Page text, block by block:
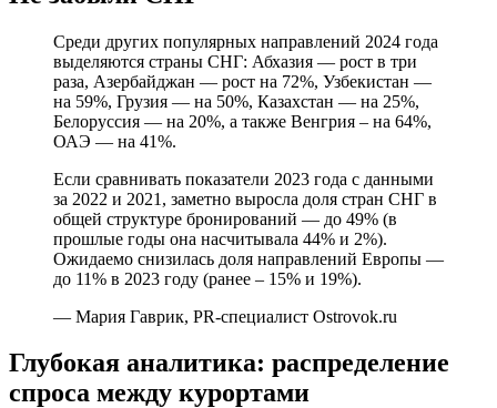
Среди других популярных направлений 2024 года
выделяются страны СНГ: Абхазия — рост в три
раза, Азербайджан — рост на 72%, Узбекистан —
на 59%, Грузия — на 50%, Казахстан — на 25%,
Белоруссия — на 20%, а также Венгрия – на 64%,
ОАЭ — на 41%.
Если сравнивать показатели 2023 года с данными
за 2022 и 2021, заметно выросла доля стран СНГ в
общей структуре бронирований — до 49% (в
прошлые годы она насчитывала 44% и 2%).
Ожидаемо снизилась доля направлений Европы —
до 11% в 2023 году (ранее – 15% и 19%).
— Мария Гаврик, PR-специалист Ostrovok.ru
Глубокая аналитика: распределение
спроса между курортами